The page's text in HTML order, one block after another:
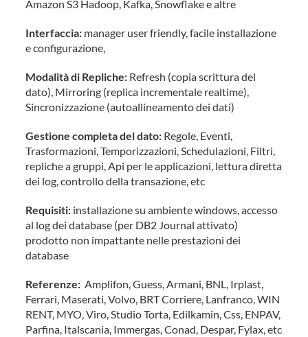
Amazon S3 Hadoop, Kafka, Snowflake e altre
Interfaccia: manager user friendly, facile installazione
e configurazione,
Modalità di Repliche: Refresh (copia scrittura del
dato), Mirroring (replica incrementale realtime),
Sincronizzazione (autoallineamento dei dati)
Gestione completa del dato: Regole, Eventi,
Trasformazioni, Temporizzazioni, Schedulazioni, Filtri,
repliche a gruppi, Api per le applicazioni, lettura diretta
dei log, controllo della transazione, etc
Requisiti: installazione su ambiente windows, accesso
al log dei database (per DB2 Journal attivato)
prodotto non impattante nelle prestazioni dei
database
Referenze:Amplifon, Guess, Armani, BNL, Irplast,
Ferrari, Maserati, Volvo, BRT Corriere, Lanfranco, WIN
RENT, MYO, Viro, Studio Torta, Edilkamin, Css, ENPAV,
Parfina, Italscania, Immergas, Conad, Despar, Fylax, etc